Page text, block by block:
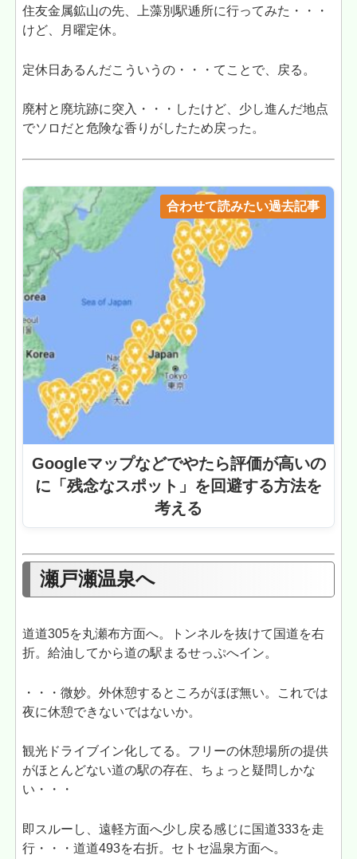
住友金属鉱山の先、上藻別駅逓所に行ってみた・・・
けど、月曜定休。
定休日あるんだこういうの・・・てことで、戻る。
廃村と廃坑跡に突入・・・したけど、少し進んだ地点
でソロだと危険な香りがしたため戻った。
合わせて読みたい過去記事
Googleマップなどでやたら評価が高いの
に「残念なスポット」を回避する方法を
考える
瀬戸瀬温泉へ
道道305を丸瀬布方面へ。トンネルを抜けて国道を右
折。給油してから道の駅まるせっぷへイン。
・・・微妙。外休憩するところがほぼ無い。これでは
夜に休憩できないではないか。
観光ドライブイン化してる。フリーの休憩場所の提供
がほとんどない道の駅の存在、ちょっと疑問しかな
い・・・
即スルーし、遠軽方面へ少し戻る感じに国道333を走
行・・・道道493を右折。セトセ温泉方面へ。